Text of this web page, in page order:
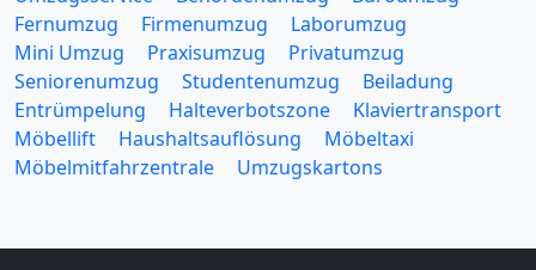
Fernumzug
Firmenumzug
Laborumzug
Mini Umzug
Praxisumzug
Privatumzug
Seniorenumzug
Studentenumzug
Beiladung
Entrümpelung
Halteverbotszone
Klaviertransport
Möbellift
Haushaltsauflösung
Möbeltaxi
Möbelmitfahrzentrale
Umzugskartons